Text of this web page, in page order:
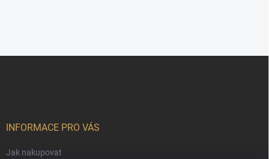
INFORMACE PRO VÁS
Jak nakupovat